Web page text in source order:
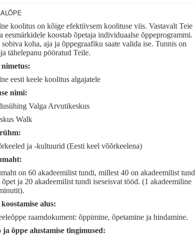
koolitus on kõige efektiivsem koolituse viis. Vastavalt Teie
eesmärkidele koostab õpetaja individuaalse õppeprogrammi.
koha, aja ja õppegraafiku saate valida ise. Tunnis on
tähelepanu pööratud Teile.
eesti keele koolitus algajatele
nimi:
Valga Arvutikeskus
Walk
ja -kultuurid (Eesti keel võõrkeelena)
on 60 akadeemilist tundi, millest 40 on akadeemilist
õpet ja 20 akadeemilist tundi iseseisvat tööd. (1 akadeemiline
alus:
raamdokument: õppimine, õpetamine ja hindamine.
õppe alustamise tingimused: